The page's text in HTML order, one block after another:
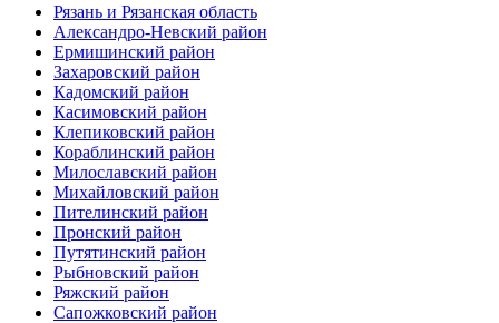
Рязань и Рязанская область
Александро-Невский район
Ермишинский район
Захаровский район
Кадомский район
Касимовский район
Клепиковский район
Кораблинский район
Милославский район
Михайловский район
Пителинский район
Пронский район
Путятинский район
Рыбновский район
Ряжский район
Сапожковский район